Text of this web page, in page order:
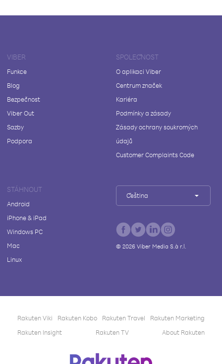
VIBER
Funkce
Blog
Bezpečnost
Viber Out
Sazby
Podpora
SPOLEČNOST
O aplikaci Viber
Centrum značek
Kariéra
Podmínky a zásady
Zásady ochrany soukromých
údajů
Customer Complaints Code
STÁHNOUT
Android
iPhone & iPad
Windows PC
Mac
Linux
Čeština
© 2026Viber Media S.à r.l.
Rakuten Viki Rakuten Kobo Rakuten Travel
Rakuten Marketing
Rakuten Insight
Rakuten TV About Rakuten